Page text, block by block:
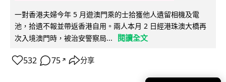
一對香港夫婦今年 5 月遊澳門乘的士拾獲他人遺留相機及電
池，拾遺不報並帶返香港自用。兩人本月 2 日經港珠澳大橋再
次入境澳門時，被治安警察局...
閱讀全文
532 75 ↗ 分享